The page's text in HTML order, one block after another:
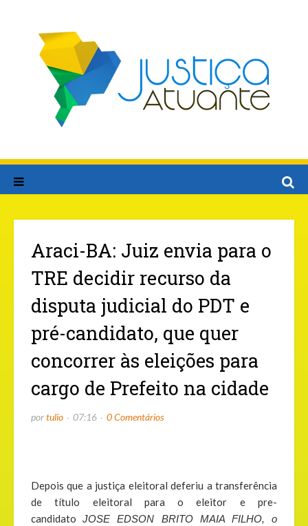
Araci-BA: Juiz envia para o
TRE decidir recurso da
disputa judicial do PDT e
pré-candidato, que quer
concorrer às eleições para
cargo de Prefeito na cidade
portulio 07:16 0 Comentários
Depois que a justiça eleitoral deferiu a transferência
de título eleitoral para o eleitor e pre-
candidatoJOSE EDSON BRITO MAIA FILHO, o